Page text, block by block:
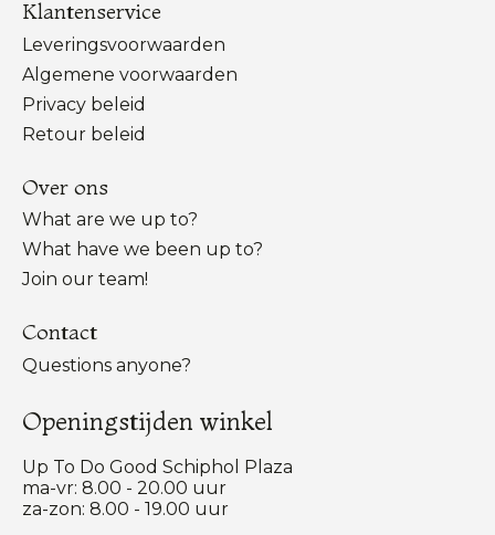
Klantenservice
Leveringsvoorwaarden
Algemene voorwaarden
Privacy beleid
Retour beleid
Over ons
What are we up to?
What have we been up to?
Join our team!
Contact
Questions anyone?
Openingstijden winkel
Up To Do Good Schiphol Plaza
ma-vr: 8.00 - 20.00 uur
za-zon: 8.00 - 19.00 uur